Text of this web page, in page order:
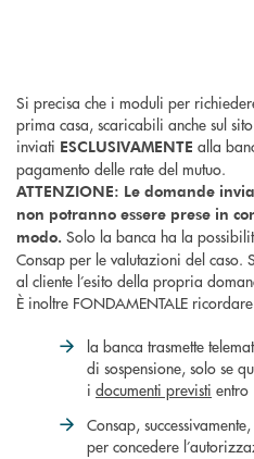
Si precisa che i moduli per
prima casa, scaricabili anche sul
inviati ESCLUSIVAMENTE alla
pagamento delle rate del mutuo.
ATTENZIONE: Le domande
non potranno essere prese in
modo. Solo la banca ha la
Consap per le valutazioni del
al cliente l’esito della propria
È inoltre FONDAMENTALE
la banca trasmette
di sospensione, solo se
i documenti previsti
Consap,
per concedere